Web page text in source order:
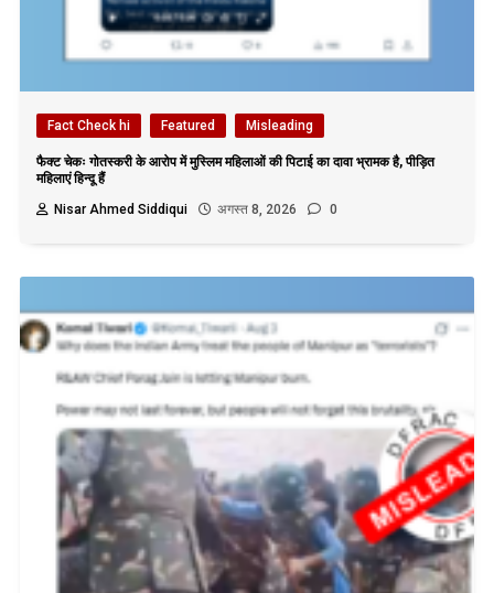
Fact Check hi Featured Misleading
फैक्ट चेकः गोतस्करी के आरोप में मुस्लिम महिलाओं की पिटाई का दावा भ्रामक है, पीड़ित
महिलाएं हिन्दू हैं
Nisar Ahmed Siddiqui
अगस्त 8, 2026 0